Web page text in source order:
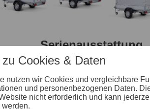
Serienausstattung
Räder und Achsen
robuste Gummifederachse
wartungsfreie Kompaktradlager
Cookies & Daten
nutzen wir Cookies und vergleichbare
und personenbezogenen Daten.
nicht erforderlich und kann
werden.